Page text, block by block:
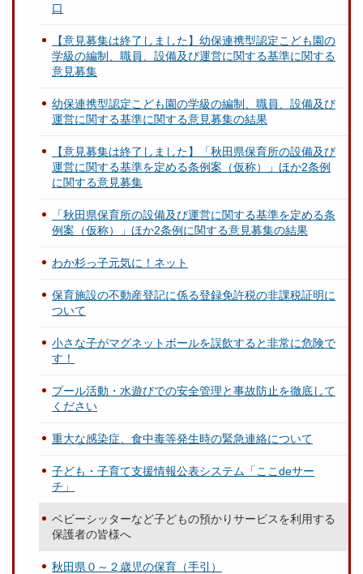
口
【意見募集は終了しました】幼保連携型認定こども園の
学級の編制、職員、設備及び運営に関する基準に関する
意見募集
幼保連携型認定こども園の学級の編制、職員、設備及び
運営に関する基準に関する意見募集の結果
【意見募集は終了しました】「秋田県保育所の設備及び
運営に関する基準を定める条例案（仮称）」ほか2条例
に関する意見募集
「秋田県保育所の設備及び運営に関する基準を定める条
例案（仮称）」ほか2条例に関する意見募集の結果
わか杉っ子元気に！ネット
保育施設の不動産登記に係る登録免許税の非課税証明に
ついて
小さな子がマグネットボールを誤飲すると非常に危険で
す！
プール活動・水遊びでの安全管理と事故防止を徹底して
ください
重大な感染症、食中毒等発生時の緊急連絡について
子ども・子育て支援情報公表システム「ここdeサー
チ」
ベビーシッターなど子どもの預かりサービスを利用する
保護者の皆様へ
秋田県０～２歳児の保育（手引）